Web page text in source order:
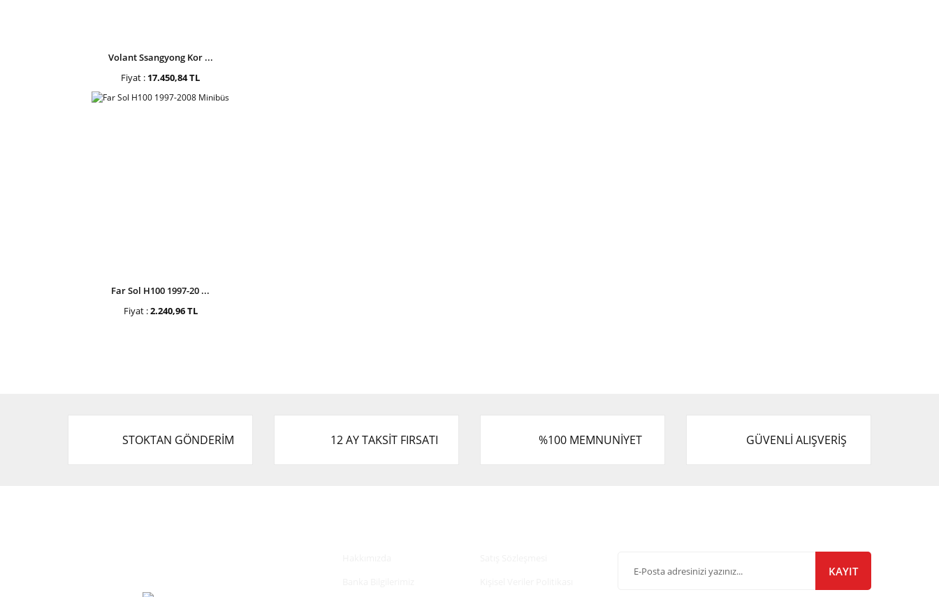
Volant Ssangyong Kor ...
Fiyat : 17.450,84 TL
Far Sol H100 1997-20 ...
Fiyat :2.240,96 TL
STOKTAN GÖNDERİM 12 AY TAKSİT FIRSATI %100 MEMNUNİYET GÜVENLİ ALIŞVERİŞ
KAYIT